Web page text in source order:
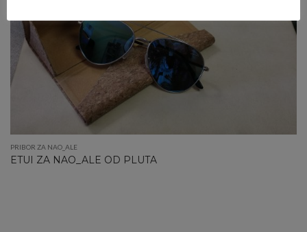
PRIBOR ZA NAO_ALE
ETUI ZA NAO_ALE OD PLUTA